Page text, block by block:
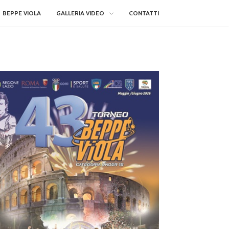
BEPPE VIOLA GALLERIA VIDEO CONTATTI